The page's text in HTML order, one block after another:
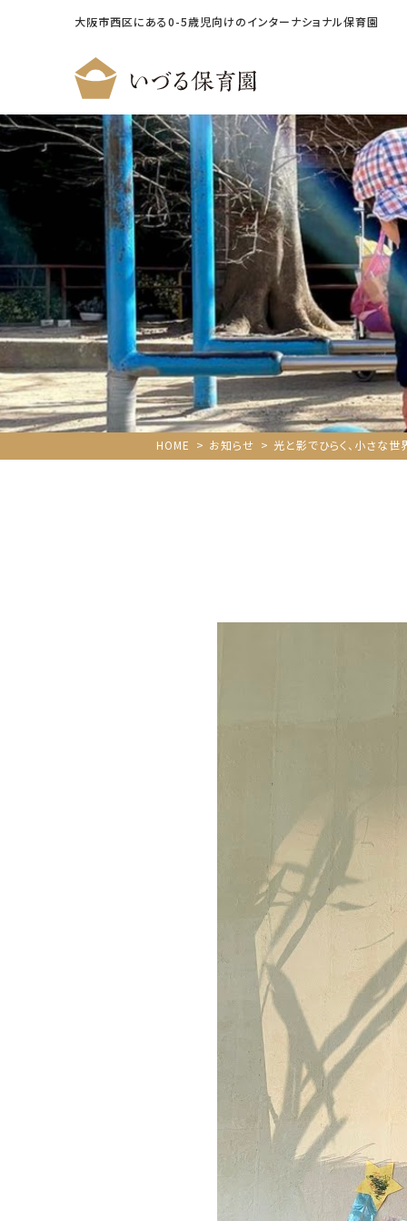
大阪市西区にある0-5歳児向けのインターナショナル保育園
HOME お知らせ 光と影でひらく、小さな世